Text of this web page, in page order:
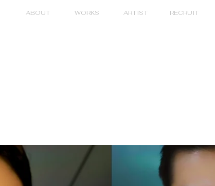
ABOUT WORKS ARTIST RECRUIT